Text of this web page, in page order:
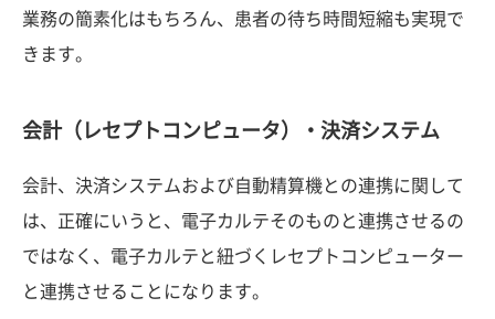
業務の簡素化はもちろん、患者の待ち時間短縮も実現で
きます。
会計（レセプトコンピュータ）・決済システム
会計、決済システムおよび自動精算機との連携に関して
は、正確にいうと、電子カルテそのものと連携させるの
ではなく、電子カルテと紐づくレセプトコンピューター
と連携させることになります。